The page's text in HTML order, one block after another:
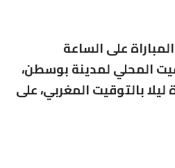
على الساعة
المحلي لمدينة بوسطن،
بالتوقيت المغربي، على